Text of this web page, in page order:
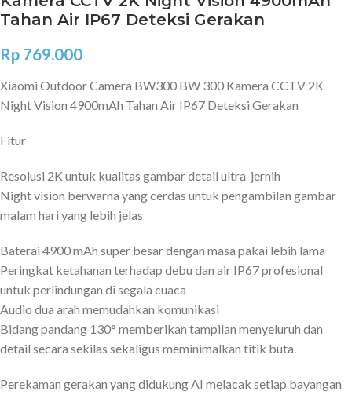
Tahan Air IP67 Deteksi Gerakan
Rp 769.000
Xiaomi Outdoor Camera BW300 BW 300 Kamera CCTV 2K
Night Vision 4900mAh Tahan Air IP67 Deteksi Gerakan
Fitur
Resolusi 2K untuk kualitas gambar detail ultra-jernih
Night vision berwarna yang cerdas untuk pengambilan gambar
malam hari yang lebih jelas
Baterai 4900 mAh super besar dengan masa pakai lebih lama
Peringkat ketahanan terhadap debu dan air IP67 profesional
untuk perlindungan di segala cuaca
Audio dua arah memudahkan komunikasi
Bidang pandang 130° memberikan tampilan menyeluruh dan
detail secara sekilas sekaligus meminimalkan titik buta.
Perekaman gerakan yang didukung AI melacak setiap bayangan